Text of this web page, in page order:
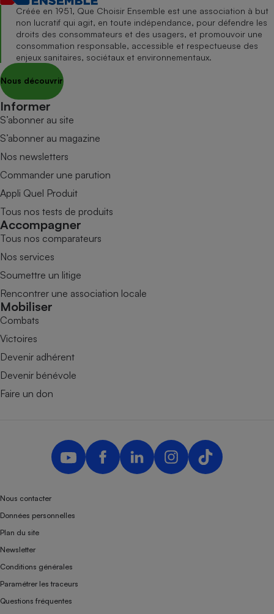
Créée en 1951, Que Choisir Ensemble est une association à but
non lucratif qui agit, en toute indépendance, pour défendre les
droits des consommateurs et des usagers, et promouvoir une
consommation responsable, accessible et respectueuse des
enjeux sanitaires, sociétaux et environnementaux.
Nous découvrir
Informer
S’abonner au site
S’abonner au magazine
Nos newsletters
Commander une parution
Appli Quel Produit
Tous nos tests de produits
Accompagner
Tous nos comparateurs
Nos services
Soumettre un litige
Rencontrer une association locale
Mobiliser
Combats
Victoires
Devenir adhérent
Devenir bénévole
Faire un don
Nous contacter
Données personnelles
Plan du site
Newsletter
Conditions générales
Paramétrer les traceurs
Questions fréquentes